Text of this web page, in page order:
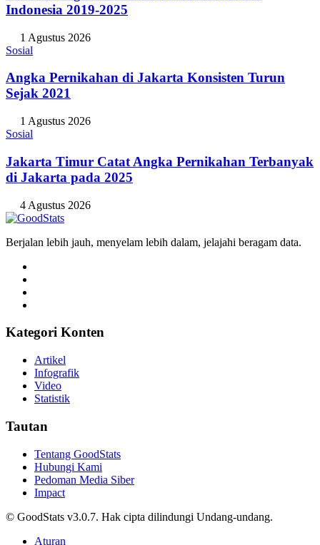
Indonesia 2019-2025
1 Agustus 2026
Sosial
Angka Pernikahan di Jakarta Konsisten Turun
Sejak 2021
1 Agustus 2026
Sosial
Jakarta Timur Catat Angka Pernikahan Terbanyak
di Jakarta pada 2025
4 Agustus 2026
Berjalan lebih jauh, menyelam lebih dalam, jelajahi beragam data.
Kategori Konten
Artikel
Infografik
Video
Statistik
Tautan
Tentang GoodStats
Hubungi Kami
Pedoman Media Siber
Impact
© GoodStats v3.0.7. Hak cipta dilindungi Undang-undang.
Aturan